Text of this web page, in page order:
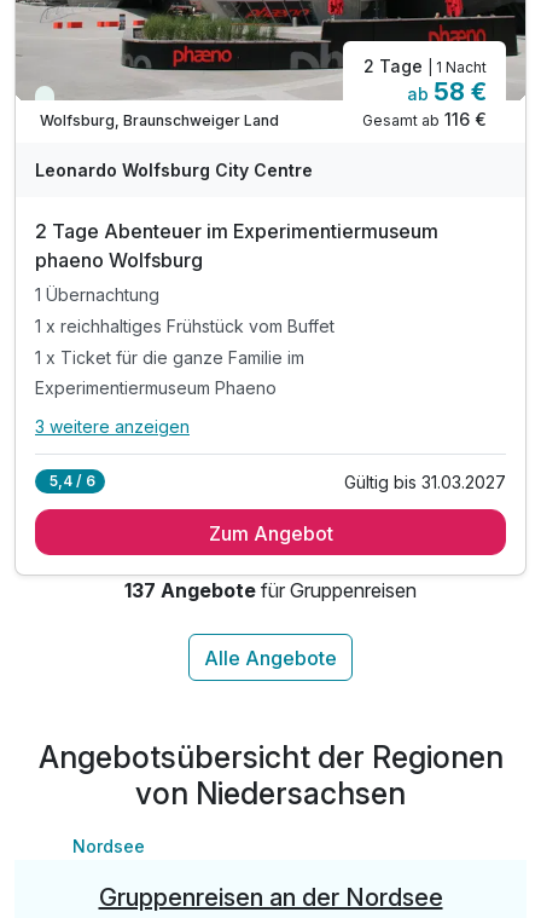
Viele Termine frei
Wolfsburg, Braunschweiger Land
2 Tage | 1 Nacht
ab 58 €
Gesamt ab 116 €
Leonardo Wolfsburg City Centre
2 Tage Abenteuer im Experimentiermuseum
phaeno Wolfsburg
1 Übernachtung
1 x reichhaltiges Frühstück vom Buffet
1 x Ticket für die ganze Familie im
Experimentiermuseum Phaeno
Alle Inklusivleistungen
1 x reichhaltiges Frühstück vom Buffet
Experimentiermuseum Phaeno
(Forscher-Set für kleine Wissenschaftler)
3 weitere anzeigen
5,4 / 6 Gültig bis 31.03.2027
Zum Angebot
137 Angebote für Gruppenreisen
Angebotsübersicht der Regionen
von Niedersachsen
Nordsee
Gruppenreisen an der Nordsee